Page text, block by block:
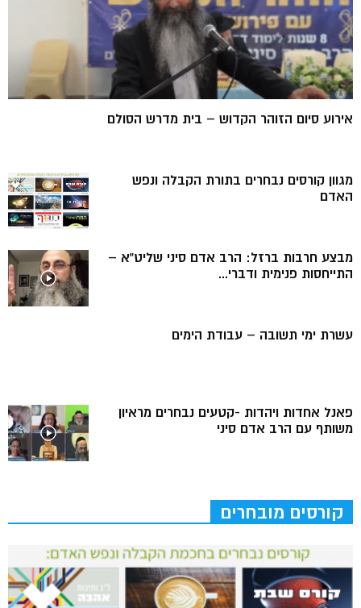
אירוע סיום הזוהר הקדוש – בית מדרש הסולם
מגוון קורסים נבחרים בתורת הקבלה ונפש
האדם
מבצע חרבות ברזל: הרב אדם סיני שליט”א –
התייחסות פנימית ודברי...
עשרת ימי תשובה – עבודת הימים
פאנל אחדות ויהדות -קטעים נבחרים מראיון
משותף עם הרב אדם סיני
קורסים מובחרים